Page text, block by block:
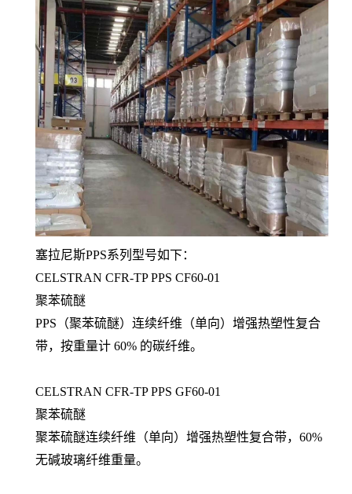
塞拉尼斯PPS系列型号如下：
CELSTRAN CFR-TP PPS CF60-01
聚苯硫醚
PPS（聚苯硫醚）连续纤维（单向）增强热塑性复合
带，按重量计 60% 的碳纤维。
CELSTRAN CFR-TP PPS GF60-01
聚苯硫醚
聚苯硫醚连续纤维（单向）增强热塑性复合带，60%
无碱玻璃纤维重量。